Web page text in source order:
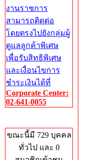
งานราชการ
สามารถติดต่อ
โดยตรงไปยังกลุ่มผู้
ดูแลลูกค้าพิเศษ
เพื่อรับสิทธิพิเศษ
และเงื่อนไขการ
ชำระเงินได้ที่
Corporate Center:
02-641-0055
ขณะนี้มี 729 บุคคล
ทั่วไป และ 0